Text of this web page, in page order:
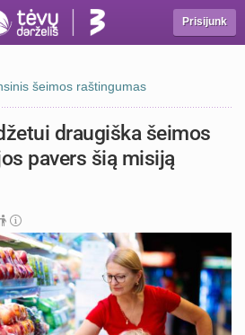
Prisijunk
šeimos raštingumas
draugiška šeimos
pavers šią misiją